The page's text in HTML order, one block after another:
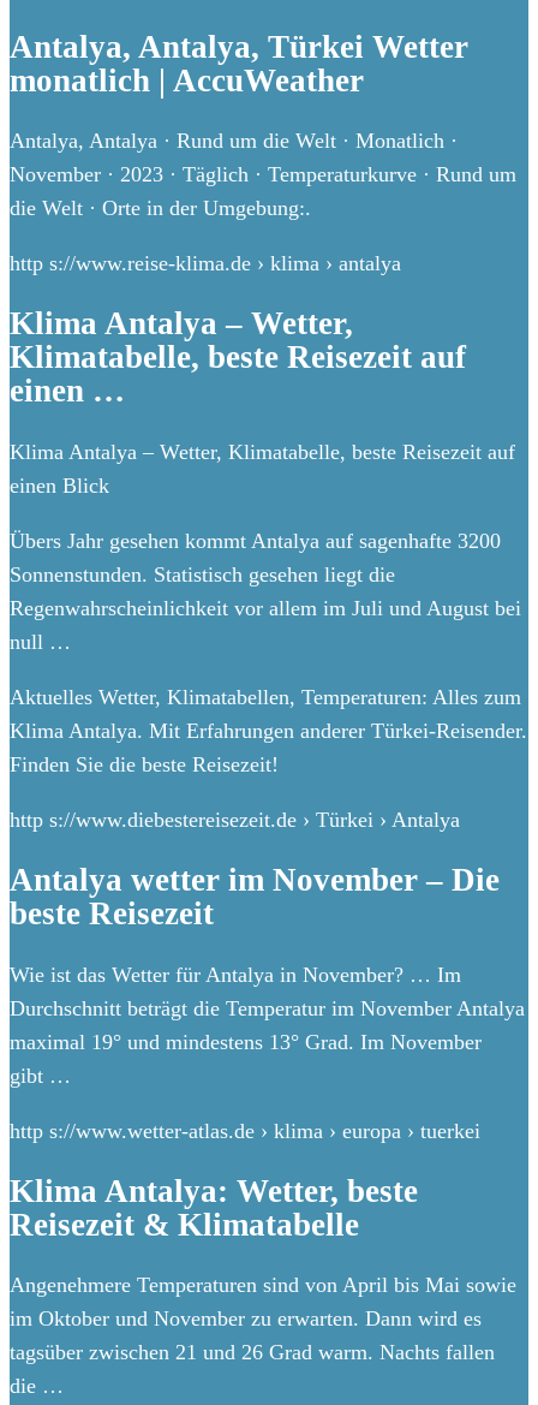
Antalya, Antalya, Türkei Wetter
monatlich | AccuWeather
Antalya, Antalya · Rund um die Welt · Monatlich ·
November · 2023 · Täglich · Temperaturkurve · Rund um
die Welt · Orte in der Umgebung:.
http s://www.reise-klima.de › klima › antalya
Klima Antalya – Wetter,
Klimatabelle, beste Reisezeit auf
einen …
Klima Antalya – Wetter, Klimatabelle, beste Reisezeit auf
einen Blick
Übers Jahr gesehen kommt Antalya auf sagenhafte 3200
Sonnenstunden. Statistisch gesehen liegt die
Regenwahrscheinlichkeit vor allem im Juli und August bei
null …
Aktuelles Wetter, Klimatabellen, Temperaturen: Alles zum
Klima Antalya. Mit Erfahrungen anderer Türkei-Reisender.
Finden Sie die beste Reisezeit!
http s://www.diebestereisezeit.de › Türkei › Antalya
Antalya wetter im November – Die
beste Reisezeit
Wie ist das Wetter für Antalya in November? … Im
Durchschnitt beträgt die Temperatur im November Antalya
maximal 19° und mindestens 13° Grad. Im November
gibt …
http s://www.wetter-atlas.de › klima › europa › tuerkei
Klima Antalya: Wetter, beste
Reisezeit & Klimatabelle
Angenehmere Temperaturen sind von April bis Mai sowie
im Oktober und November zu erwarten. Dann wird es
tagsüber zwischen 21 und 26 Grad warm. Nachts fallen
die …